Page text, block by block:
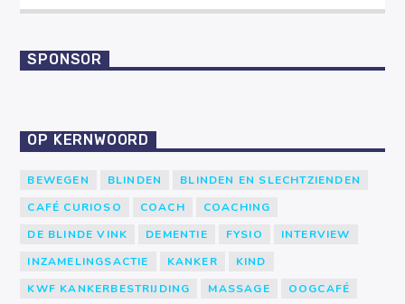
SPONSOR
OP KERNWOORD
BEWEGEN BLINDEN
BLINDEN EN SLECHTZIENDEN
CAFÉ CURIOSO
COACH
COACHING
DE BLINDE VINK
DEMENTIE FYSIO
INTERVIEW
INZAMELINGSACTIE
KANKER
KIND
KWF KANKERBESTRIJDING
MASSAGE
OOGCAFÉ